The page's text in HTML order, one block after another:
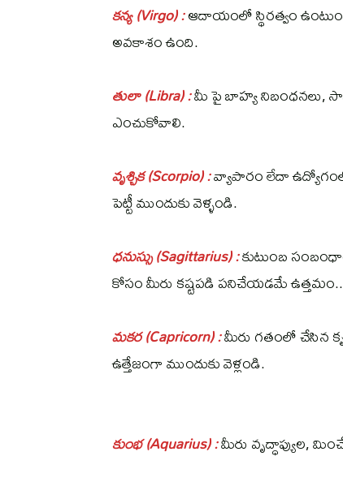
కన్య (Virgo) :ఆదాయంలో స్థిరత్వం
అవకాశం ఉంది.
తులా (Libra) :మీ పై బాహ్య నిబంధనలు,
ఎంచుకోవాలి.
వృశ్చిక (Scorpio) :వ్యాపారం లేదా ఉద్యోగంలో
పెట్టీ ముందుకు వెళ్ళండి.
ధనుస్సు (Sagittarius) :కుటుంబ
కోసం మీరు కష్టపడి పనిచేయడమే ఉత్తమం..
మకర (Capricorn) :మీరు గతంలో చేసిన
ఉత్తేజంగా ముందుకు వెళ్లండి.
కుంభ (Aquarius) :మీరు వృద్ధాప్యుల,